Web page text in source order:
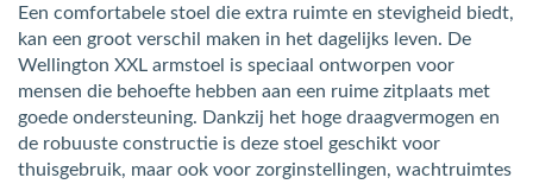
Een comfortabele stoel die extra ruimte en stevigheid biedt,
kan een groot verschil maken in het dagelijks leven. De
Wellington XXL armstoel is speciaal ontworpen voor
mensen die behoefte hebben aan een ruime zitplaats met
goede ondersteuning. Dankzij het hoge draagvermogen en
de robuuste constructie is deze stoel geschikt voor
thuisgebruik, maar ook voor zorginstellingen, wachtruimtes